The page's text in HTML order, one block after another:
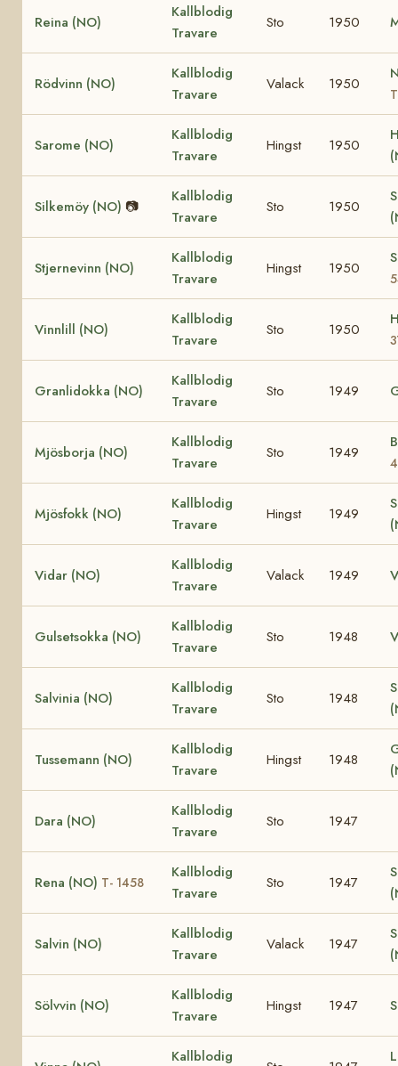
Reina (NO)
Kallblodig
Travare
Sto 1950
Rödvinn (NO)
Kallblodig
Travare
Valack 1950
Sarome (NO)
Kallblodig
Travare
Hingst 1950
Silkemöy (NO) 📷
Kallblodig
Travare
Sto 1950
Stjernevinn (NO)
Kallblodig
Travare
Hingst 1950
Vinnlill (NO)
Kallblodig
Travare
Sto 1950
Granlidokka (NO)
Kallblodig
Travare
Sto 1949
Mjösborja (NO)
Kallblodig
Travare
Sto 1949
Mjösfokk (NO)
Kallblodig
Travare
Hingst 1949
Vidar (NO)
Kallblodig
Travare
Valack 1949
Gulsetsokka (NO)
Kallblodig
Travare
Sto 1948
Salvinia (NO)
Kallblodig
Travare
Sto 1948
Tussemann (NO)
Kallblodig
Travare
Hingst 1948
Dara (NO)
Kallblodig
Travare
Sto 1947
Rena (NO) T- 1458
Kallblodig
Travare
Sto 1947
Salvin (NO)
Kallblodig
Travare
Valack 1947
Sölvvin (NO)
Kallblodig
Travare
Hingst 1947
Kallblodig